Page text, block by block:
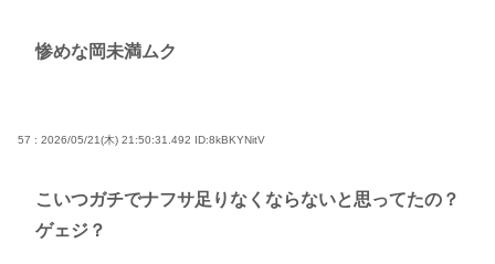
惨めな岡未満ムク
57 : 2026/05/21(木) 21:50:31.492 ID:8kBKYNitV
こいつガチでナフサ足りなくならないと思ってたの？
ゲェジ？